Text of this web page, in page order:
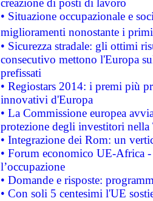
creazione di posti di lavoro
• Situazione occupazionale e
miglioramenti nonostante i
• Sicurezza stradale: gli ottimi
consecutivo mettono l'Europa
prefissati
• Regiostars 2014: i premi più
innovativi d'Europa
• La Commissione europea
protezione degli investitori
• Integrazione dei Rom: un
• Forum economico UE-Africa -
l’occupazione
• Domande e risposte:
• Con soli 5 centesimi l'UE